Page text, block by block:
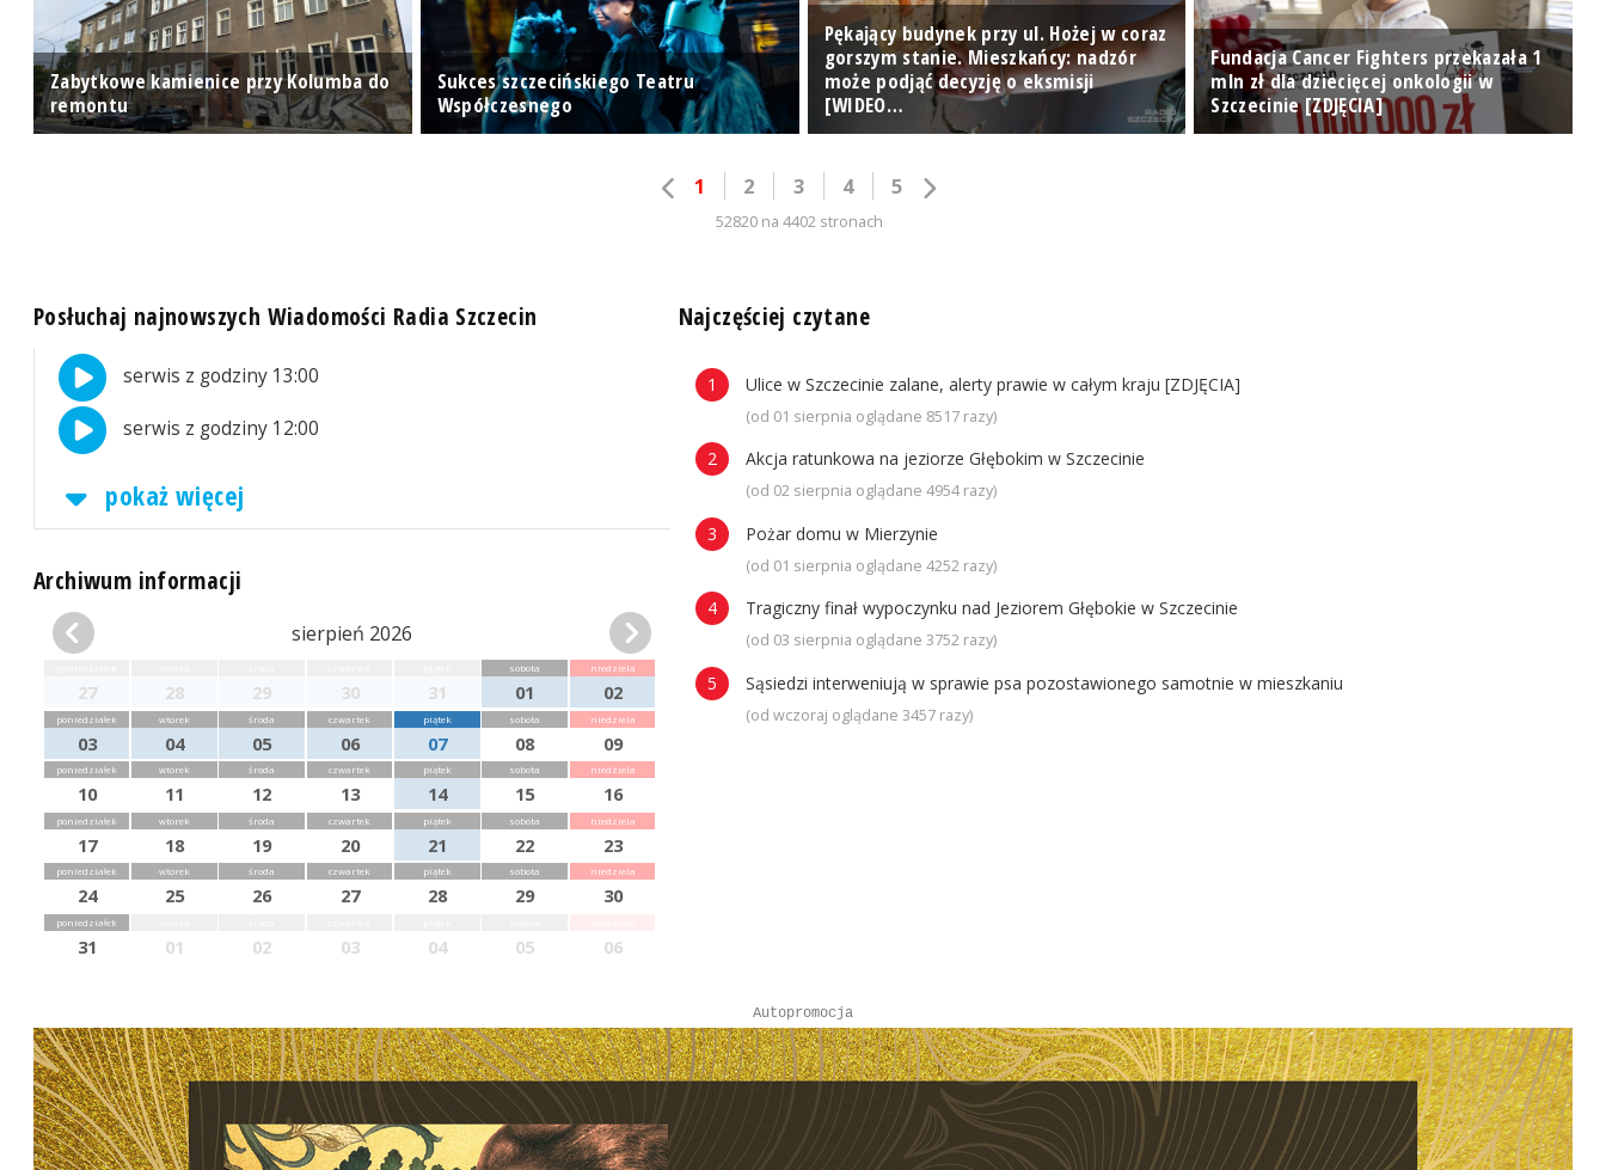
Zabytkowe kamienice przy Kolumba do
remontu
Sukces szczecińskiego Teatru
Współczesnego
Pękający budynek przy ul. Hożej w coraz
gorszym stanie. Mieszkańcy: nadzór
może podjąć decyzję o eksmisji
[WIDEO…
Fundacja Cancer Fighters przekazała 1
mln zł dla dziecięcej onkologii w
Szczecinie [ZDJĘCIA]
1 2 3 4 5
52820 na 4402 stronach
Posłuchaj najnowszych Wiadomości Radia Szczecin
serwis z godziny 13:00
serwis z godziny 12:00
pokaż więcej
Archiwum informacji
sierpień 2026
27 28 29 30 31
sobota
01
niedziela
02
poniedziałek
03
wtorek
04
środa
05
czwartek
06
piątek
07
sobota
08
niedziela
09
poniedziałek
10
wtorek
11
środa
12
czwartek
13
piątek
14
sobota
15
niedziela
16
poniedziałek
17
wtorek
18
środa
19
czwartek
20
piątek
21
sobota
22
niedziela
23
poniedziałek
24
wtorek
25
środa
26
czwartek
27
piątek
28
sobota
29
niedziela
30
poniedziałek
31 01 02 03 04 05 06
Najczęściej czytane
Ulice w Szczecinie zalane, alerty prawie w całym kraju [ZDJĘCIA]
(od 01 sierpnia oglądane 8517 razy)
Akcja ratunkowa na jeziorze Głębokim w Szczecinie
(od 02 sierpnia oglądane 4954 razy)
Pożar domu w Mierzynie
(od 01 sierpnia oglądane 4252 razy)
Tragiczny finał wypoczynku nad Jeziorem Głębokie w Szczecinie
(od 03 sierpnia oglądane 3752 razy)
Sąsiedzi interweniują w sprawie psa pozostawionego samotnie w mieszkaniu
(od wczoraj oglądane 3457 razy)
Autopromocja